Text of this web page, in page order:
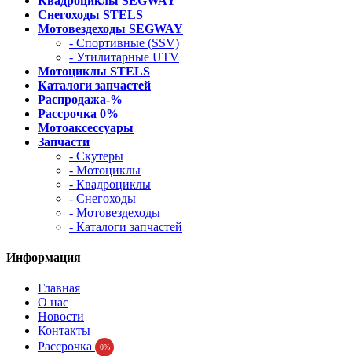
Снегоходы STELS
Мотовездеходы SEGWAY
- Спортивные (SSV)
- Утилитарные UTV
Мотоциклы STELS
Каталоги запчастей
Распродажа-%
Рассрочка 0%
Мотоаксессуары
Запчасти
- Скутеры
- Мотоциклы
- Квадроциклы
- Снегоходы
- Мотовездеходы
- Каталоги запчастей
Информация
Главная
О нас
Новости
Контакты
Рассрочка
0%